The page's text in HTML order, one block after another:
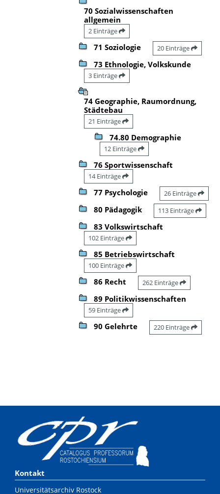
70 Sozialwissenschaften
allgemein
2 Einträge
71 Soziologie 20 Einträge
73 Ethnologie, Volkskunde
3 Einträge
74 Geographie, Raumordnung,
Städtebau
21 Einträge
74.80 Demographie
12 Einträge
76 Sportwissenschaft
14 Einträge
77 Psychologie 26 Einträge
80 Pädagogik 113 Einträge
83 Volkswirtschaft
102 Einträge
85 Betriebswirtschaft
100 Einträge
86 Recht 262 Einträge
89 Politikwissenschaften
59 Einträge
90 Gelehrte 220 Einträge
Kontakt
Universitätsarchiv Rostock